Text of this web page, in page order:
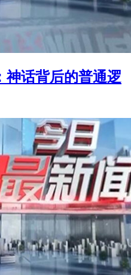
神话背后的普通逻